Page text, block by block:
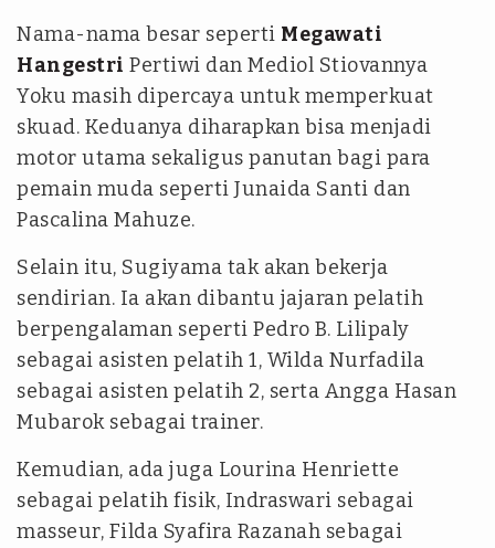
Nama-nama besar seperti Megawati
Hangestri Pertiwi dan Mediol Stiovannya
Yoku masih dipercaya untuk memperkuat
skuad. Keduanya diharapkan bisa menjadi
motor utama sekaligus panutan bagi para
pemain muda seperti Junaida Santi dan
Pascalina Mahuze.
Selain itu, Sugiyama tak akan bekerja
sendirian. Ia akan dibantu jajaran pelatih
berpengalaman seperti Pedro B. Lilipaly
sebagai asisten pelatih 1, Wilda Nurfadila
sebagai asisten pelatih 2, serta Angga Hasan
Mubarok sebagai trainer.
Kemudian, ada juga Lourina Henriette
sebagai pelatih fisik, Indraswari sebagai
masseur, Filda Syafira Razanah sebagai